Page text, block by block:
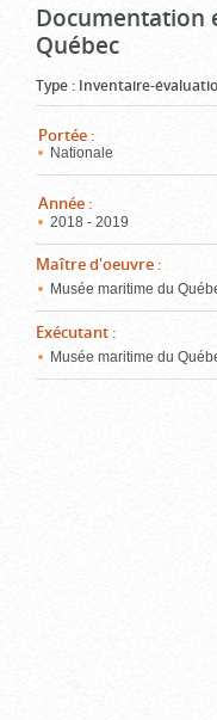
Documentation
Québec
Type : Inventaire-
Portée :
Nationale
Année :
2018 - 2019
Maître d'oeuvre :
Musée maritime du
Exécutant :
Musée maritime du